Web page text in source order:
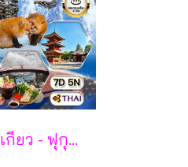
ทัวร์ญี่ปุ่น - โตเกียว - ฟุกุชิมะ - ยามากะตะ - เซนได 7 วัน - TG